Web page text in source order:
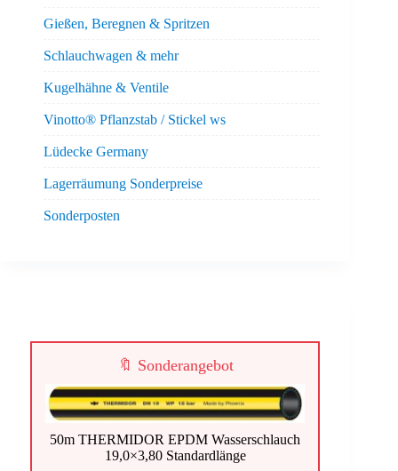
Gießen, Beregnen & Spritzen
Schlauchwagen & mehr
Kugelhähne & Ventile
Vinotto® Pflanzstab / Stickel ws
Lüdecke Germany
Lagerräumung Sonderpreise
Sonderposten
🔖 Sonderangebot
50m THERMIDOR EPDM Wasserschlauch
19,0×3,80 Standardlänge